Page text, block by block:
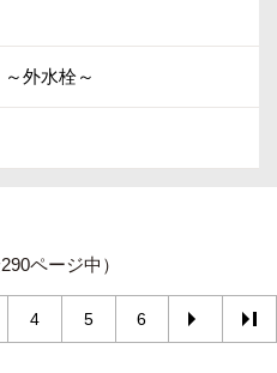
外水栓～
ページ中）
4 5 6